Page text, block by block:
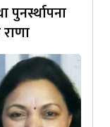
पुनर्स्थापना